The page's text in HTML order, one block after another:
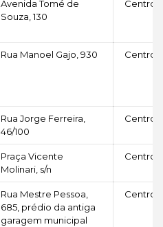
Avenida Tomé de
Souza, 130
Centro
Rua Manoel Gajo, 930 Centro
Rua Jorge Ferreira,
46/100
Centro
Praça Vicente
Molinari, s/n
Centro
Rua Mestre Pessoa,
685, prédio da antiga
garagem municipal
Centro